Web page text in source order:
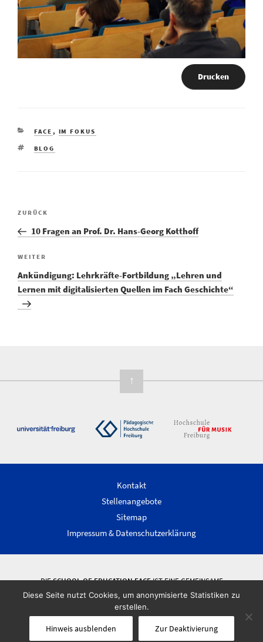
Drucken
FACE , IM FOKUS
BLOG
ZURÜCK
10 Fragen an Prof. Dr. Hans-Georg Kotthoff
WEITER
Ankündigung: Lehrkräfte-Fortbildung „Lehren und
Lernen mit digitalisierten Quellen im Fach Geschichte“
↑
Kontakt
Stellenangebote
Sitemap
Impressum & Datenschutzerklärung
DIESCHOOL OF EDUCATION FACEIST EINE GEMEINSAME
WISSENSCHAFTLICHE EINRICHTUNG DER ALBERT-LUDWIGS-UNIVERSITÄT
FREIBURG, DER PÄDAGOGISCHEN HOCHSCHULE FREIBURG UND DER
HOCHSCHULE FÜR MUSIK FREIBURG.
Diese Seite nutzt Cookies, um anonymisierte Statistiken zu
erstellen.
Hinweis ausblenden Zur Deaktivierung